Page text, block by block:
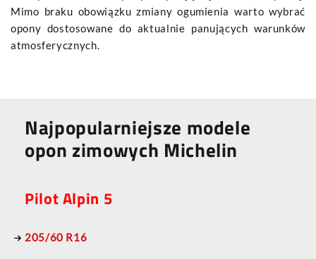
Mimo braku obowiązku zmiany ogumienia warto wybrać
opony dostosowane do aktualnie panujących warunków
atmosferycznych.
Najpopularniejsze modele
opon zimowych Michelin
Pilot Alpin 5
205/60 R16